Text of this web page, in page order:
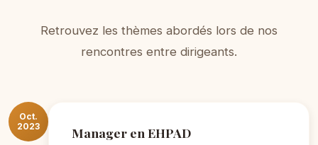
Retrouvez les thèmes abordés lors de nos
rencontres entre dirigeants.
Oct.
2023
Manager en EHPAD